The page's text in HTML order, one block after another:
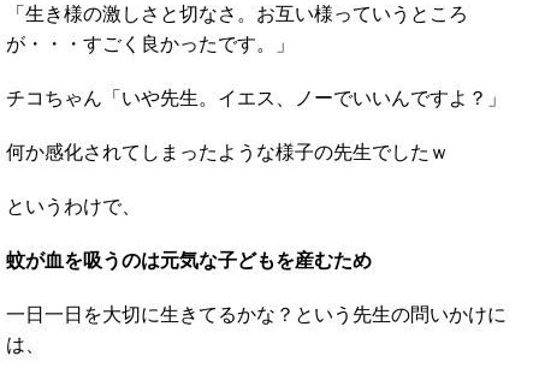
「生き様の激しさと切なさ。お互い様っていうところ
が・・・すごく良かったです。」
チコちゃん「いや先生。イエス、ノーでいいんですよ？」
何か感化されてしまったような様子の先生でしたｗ
というわけで、
蚊が血を吸うのは元気な子どもを産むため
一日一日を大切に生きてるかな？という先生の問いかけに
は、